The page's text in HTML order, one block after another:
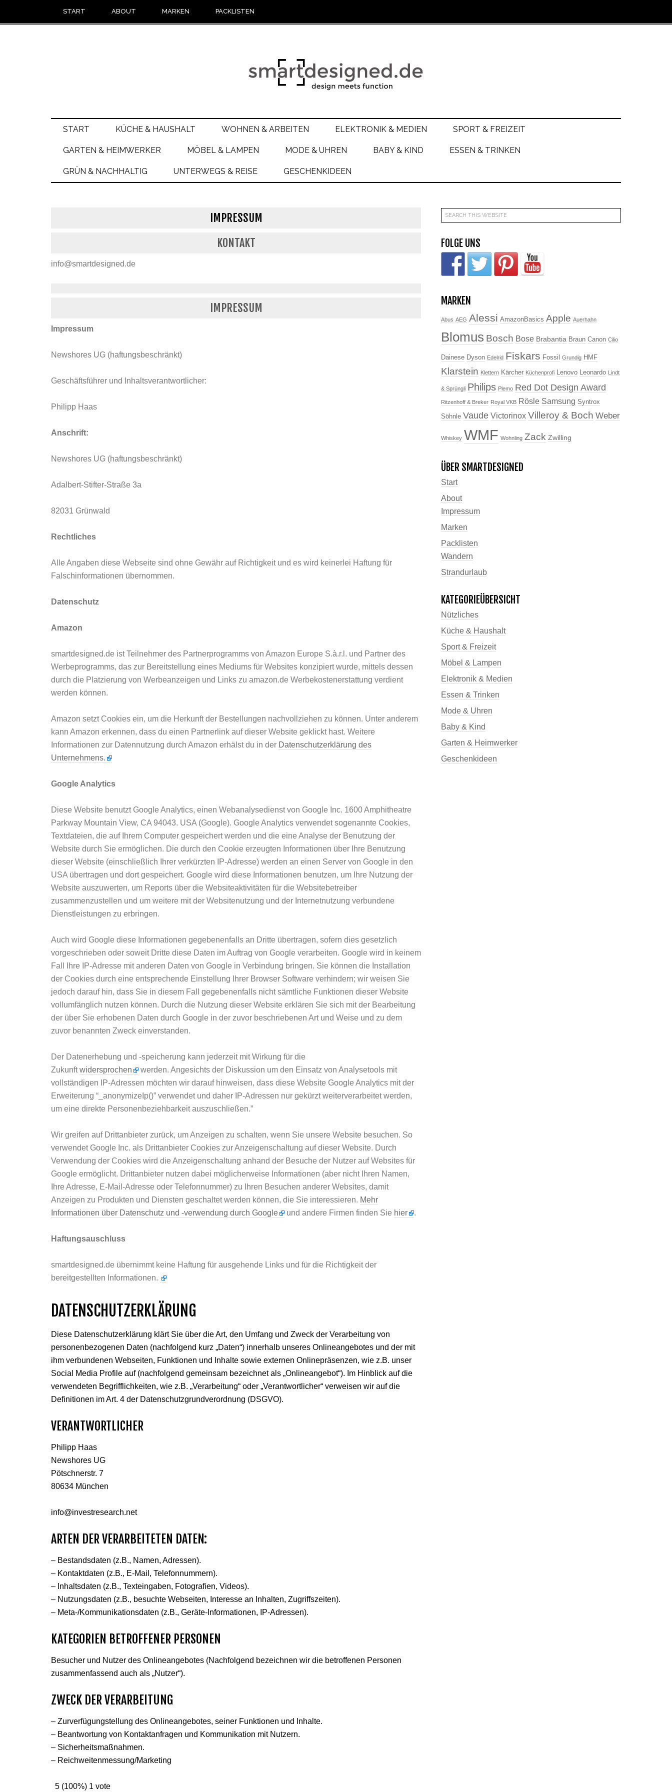
START ABOUT MARKEN PACKLISTEN
START KÜCHE & HAUSHALT WOHNEN & ARBEITEN ELEKTRONIK & MEDIEN SPORT & FREIZEIT
GARTEN & HEIMWERKER MÖBEL & LAMPEN MODE & UHREN BABY & KIND ESSEN & TRINKEN
GRÜN & NACHHALTIG UNTERWEGS & REISE GESCHENKIDEEN
IMPRESSUM
KONTAKT
info@smartdesigned.de
IMPRESSUM
Impressum
Newshores UG (haftungsbeschränkt)
Geschäftsführer und Inhaltsverantwortlicher:
Philipp Haas
Anschrift:
Newshores UG (haftungsbeschränkt)
Adalbert-Stifter-Straße 3a
82031 Grünwald
Rechtliches
Alle Angaben diese Webseite sind ohne Gewähr auf Richtigkeit und es wird keinerlei Haftung für
Falschinformationen übernommen.
Datenschutz
Amazon
smartdesigned.de ist Teilnehmer des Partnerprogramms von Amazon Europe S.à.r.l. und Partner des
Werbeprogramms, das zur Bereitstellung eines Mediums für Websites konzipiert wurde, mittels dessen
durch die Platzierung von Werbeanzeigen und Links zu amazon.de Werbekostenerstattung verdient
werden können.
Amazon setzt Cookies ein, um die Herkunft der Bestellungen nachvollziehen zu können. Unter anderem
kann Amazon erkennen, dass du einen Partnerlink auf dieser Website geklickt hast. Weitere
Informationen zur Datennutzung durch Amazon erhälst du in der Datenschutzerklärung des
Unternehmens.
Google Analytics
Diese Website benutzt Google Analytics, einen Webanalysedienst von Google Inc. 1600 Amphitheatre
Parkway Mountain View, CA 94043. USA (Google). Google Analytics verwendet sogenannte Cookies,
Textdateien, die auf Ihrem Computer gespeichert werden und die eine Analyse der Benutzung der
Website durch Sie ermöglichen. Die durch den Cookie erzeugten Informationen über Ihre Benutzung
dieser Website (einschließlich Ihrer verkürzten IP-Adresse) werden an einen Server von Google in den
USA übertragen und dort gespeichert. Google wird diese Informationen benutzen, um Ihre Nutzung der
Website auszuwerten, um Reports über die Websiteaktivitäten für die Websitebetreiber
zusammenzustellen und um weitere mit der Websitenutzung und der Internetnutzung verbundene
Dienstleistungen zu erbringen.
Auch wird Google diese Informationen gegebenenfalls an Dritte übertragen, sofern dies gesetzlich
vorgeschrieben oder soweit Dritte diese Daten im Auftrag von Google verarbeiten. Google wird in keinem
Fall Ihre IP-Adresse mit anderen Daten von Google in Verbindung bringen. Sie können die Installation
der Cookies durch eine entsprechende Einstellung Ihrer Browser Software verhindern; wir weisen Sie
jedoch darauf hin, dass Sie in diesem Fall gegebenenfalls nicht sämtliche Funktionen dieser Website
vollumfänglich nutzen können. Durch die Nutzung dieser Website erklären Sie sich mit der Bearbeitung
der über Sie erhobenen Daten durch Google in der zuvor beschriebenen Art und Weise und zu dem
zuvor benannten Zweck einverstanden.
Der Datenerhebung und -speicherung kann jederzeit mit Wirkung für die
Zukunftwidersprochen
werden. Angesichts der Diskussion um den Einsatz von Analysetools mit
vollständigen IP-Adressen möchten wir darauf hinweisen, dass diese Website Google Analytics mit der
Erweiterung “_anonymizeIp()” verwendet und daher IP-Adressen nur gekürzt weiterverarbeitet werden,
um eine direkte Personenbeziehbarkeit auszuschließen.”
Wir greifen auf Drittanbieter zurück, um Anzeigen zu schalten, wenn Sie unsere Website besuchen. So
verwendet Google Inc. als Drittanbieter Cookies zur Anzeigenschaltung auf dieser Website. Durch
Verwendung der Cookies wird die Anzeigenschaltung anhand der Besuche der Nutzer auf Websites für
Google ermöglicht. Drittanbieter nutzen dabei möglicherweise Informationen (aber nicht Ihren Namen,
Ihre Adresse, E-Mail-Adresse oder Telefonnummer) zu Ihren Besuchen anderer Websites, damit
Anzeigen zu Produkten und Diensten geschaltet werden können, die Sie interessieren. Mehr
Informationen über Datenschutz und -verwendung durch Google
und andere Firmen finden Sie hier .
Haftungsauschluss
smartdesigned.de übernimmt keine Haftung für ausgehende Links und für die Richtigkeit der
bereitgestellten Informationen.
DATENSCHUTZERKLÄRUNG
Diese Datenschutzerklärung klärt Sie über die Art, den Umfang und Zweck der Verarbeitung von
personenbezogenen Daten (nachfolgend kurz „Daten“) innerhalb unseres Onlineangebotes und der mit
ihm verbundenen Webseiten, Funktionen und Inhalte sowie externen Onlinepräsenzen, wie z.B. unser
Social Media Profile auf (nachfolgend gemeinsam bezeichnet als „Onlineangebot“). Im Hinblick auf die
verwendeten Begrifflichkeiten, wie z.B. „Verarbeitung“ oder „Verantwortlicher“ verweisen wir auf die
Definitionen im Art. 4 der Datenschutzgrundverordnung (DSGVO).
VERANTWORTLICHER
Philipp Haas
Newshores UG
Pötschnerstr. 7
80634 München
info@investresearch.net
ARTEN DER VERARBEITETEN DATEN:
– Bestandsdaten (z.B., Namen, Adressen).
– Kontaktdaten (z.B., E-Mail, Telefonnummern).
– Inhaltsdaten (z.B., Texteingaben, Fotografien, Videos).
– Nutzungsdaten (z.B., besuchte Webseiten, Interesse an Inhalten, Zugriffszeiten).
– Meta-/Kommunikationsdaten (z.B., Geräte-Informationen, IP-Adressen).
KATEGORIEN BETROFFENER PERSONEN
Besucher und Nutzer des Onlineangebotes (Nachfolgend bezeichnen wir die betroffenen Personen
zusammenfassend auch als „Nutzer“).
ZWECK DER VERARBEITUNG
– Zurverfügungstellung des Onlineangebotes, seiner Funktionen und Inhalte.
– Beantwortung von Kontaktanfragen und Kommunikation mit Nutzern.
– Sicherheitsmaßnahmen.
– Reichweitenmessung/Marketing
5 (100%) 1 vote
FOLGE UNS
MARKEN
Abus AEG Alessi AmazonBasics Apple Auerhahn
Blomus Bosch Bose Brabantia Braun Canon Cilio
Dainese Dyson Edelrid Fiskars Fossil Grundig HMF
Klarstein Klettern Kärcher Küchenprofi Lenovo Leonardo Lindt
& Sprüngli Philips Plemo Red Dot Design Award
Ritzenhoff & Breker Royal VKB Rösle Samsung Syntrox
Söhnle Vaude Victorinox Villeroy & Boch Weber
Whiskey WMF Wohnling Zack Zwilling
ÜBER SMARTDESIGNED
Start
About
Impressum
Marken
Packlisten
Wandern
Strandurlaub
KATEGORIEÜBERSICHT
Nützliches
Küche & Haushalt
Sport & Freizeit
Möbel & Lampen
Elektronik & Medien
Essen & Trinken
Mode & Uhren
Baby & Kind
Garten & Heimwerker
Geschenkideen